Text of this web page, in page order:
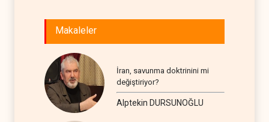
Makaleler
İran, savunma doktrinini mi
değiştiriyor?
Alptekin DURSUNOĞLU